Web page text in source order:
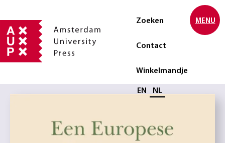
Zoeken
Contact
Winkelmandje
Selecteer taal
EN NL
MENU